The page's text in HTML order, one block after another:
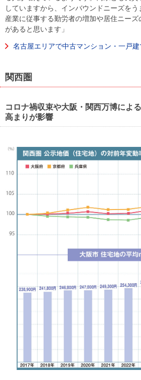
していますから、インバウンドニーズを
産業に従事する勤労者の増加や居住ニー
があると思います」
名古屋エリアで中古マンション・一戸
関西圏
コロナ禍収束や大阪・関西万博によ
高まりが影響